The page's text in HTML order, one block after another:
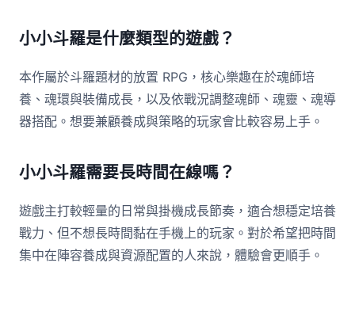
小小斗羅是什麼類型的遊戲？
本作屬於斗羅題材的放置 RPG，核心樂趣在於魂師培
養、魂環與裝備成長，以及依戰況調整魂師、魂靈、魂導
器搭配。想要兼顧養成與策略的玩家會比較容易上手。
小小斗羅需要長時間在線嗎？
遊戲主打較輕量的日常與掛機成長節奏，適合想穩定培養
戰力、但不想長時間黏在手機上的玩家。對於希望把時間
集中在陣容養成與資源配置的人來說，體驗會更順手。